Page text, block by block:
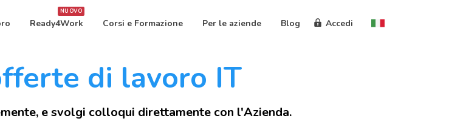
NUOVO
Ready4Work Corsi e Formazione Per le aziende Blog Accedi
di lavoro IT
e svolgi colloqui direttamente con l'Azienda.